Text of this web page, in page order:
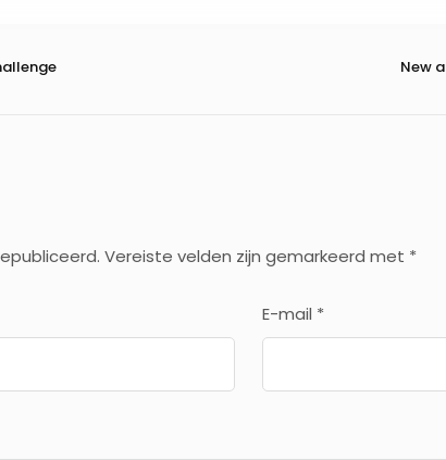
New
Vereiste velden zijn gemarkeerd met *
E-mail *